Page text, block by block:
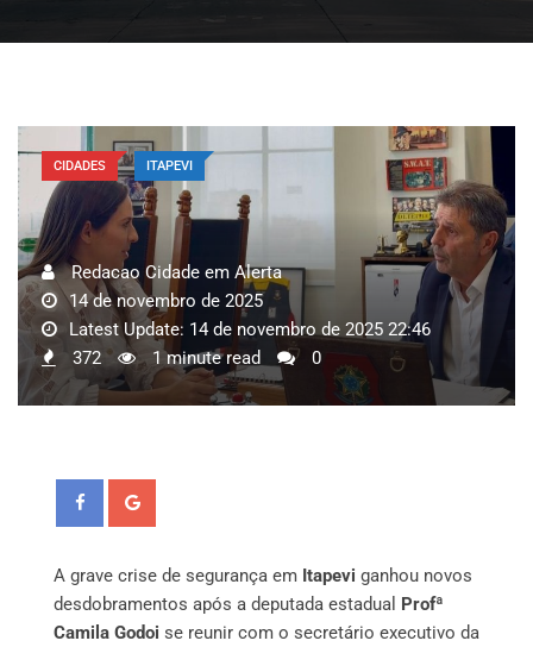
CIDADES ITAPEVI
Redacao Cidade em Alerta
14 de novembro de 2025
Latest Update: 14 de novembro de 2025 22:46
372
1 minute read 0
A grave crise de segurança em Itapevi ganhou novos
desdobramentos após a deputada estadual Profª
Camila Godoi se reunir com o secretário executivo da